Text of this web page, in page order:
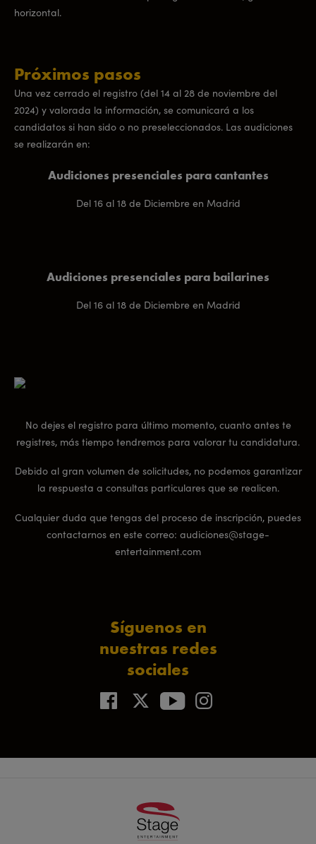
horizontal.
Próximos pasos
Una vez cerrado el registro (del 14 al 28 de noviembre del
2024) y valorada la información, se comunicará a los
candidatos si han sido o no preseleccionados. Las audiciones
se realizarán en:
Audiciones presenciales para cantantes
Del 16 al 18 de Diciembre en Madrid
Audiciones presenciales para bailarines
Del 16 al 18 de Diciembre en Madrid
No dejes el registro para último momento, cuanto antes te
registres, más tiempo tendremos para valorar tu candidatura.
Debido al gran volumen de solicitudes, no podemos garantizar
la respuesta a consultas particulares que se realicen.
Cualquier duda que tengas del proceso de inscripción, puedes
contactarnos en este correo: audiciones@stage-
entertainment.com
Síguenos en
nuestras redes
sociales